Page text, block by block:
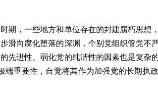
，一些地方和单位存在的封建腐朽思想
滑向腐化堕落的深渊，个别党组织管党不
先进性、弱化党的纯洁性的因素也是复杂
重要性，自觉将其作为加强党的长期执